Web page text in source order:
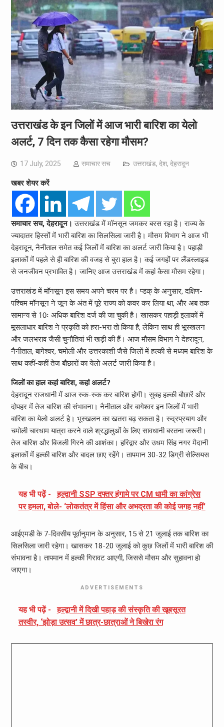
उत्तराखंड के इन जिलों में आज भारी बारिश का येलो
अलर्ट, 7 दिन तक कैसा रहेगा मौसम?
17 July, 2025 समाचार सच उत्तराखंड, देश, देहरादून
खबर शेयर करें
समाचार सच, देहरादून। उत्तराखंड में मॉनसून जमकर बरस रहा है। राज्य के
ज्यादातर हिस्सों में भारी बारिश का सिलसिला जारी है। मौसम विभाग ने आज भी
देहरादून, नैनीताल समेत कई जिलों में बारिश का अलर्ट जारी किया है। पहाड़ी
इलाकों में पहले से ही बारिश की वजह से बुरा हाल है। कई जगहों पर लैंडस्लाइड
से जनजीवन प्रभावित है। जानिए आज उत्तराखंड में कहां कैसा मौसम रहेगा।
उत्तराखंड में मॉनसून इस समय अपने चरम पर है। प्डक् के अनुसार, दक्षिण-
पश्चिम मॉनसून ने जून के अंत में पूरे राज्य को कवर कर लिया था, और अब तक
सामान्य से 10ः अधिक बारिश दर्ज की जा चुकी है। खासकर पहाड़ी इलाकों में
मूसलाधार बारिश ने प्रकृति को हरा-भरा तो किया है, लेकिन साथ ही भूस्खलन
और जलभराव जैसी चुनौतियां भी खड़ी की हैं। आज मौसम विभाग ने देहरादून,
नैनीताल, बागेश्वर, चमोली और उत्तरकाशी जैसे जिलों में हल्की से मध्यम बारिश के
साथ कहीं-कहीं तेज बौछारों का येलो अलर्ट जारी किया है।
जिलों का हाल कहां बारिश, कहां अलर्ट?
देहरादून राजधानी में आज रुक-रुक कर बारिश होगी। सुबह हल्की बौछारें और
दोपहर में तेज बारिश की संभावना। नैनीताल और बागेश्वर इन जिलों में भारी
बारिश का येलो अलर्ट है। भूस्खलन का खतरा बढ़ सकता है। रुद्रप्रयाग और
चमोली चारधाम यात्रा करने वाले श्रद्धालुओं के लिए सावधानी बरतना जरूरी।
तेज बारिश और बिजली गिरने की आशंका। हरिद्वार और उधम सिंह नगर मैदानी
इलाकों में हल्की बारिश और बादल छाए रहेंगे। तापमान 30-32 डिग्री सेल्सियस
के बीच।
यह भी पढ़ें -
हल्द्वानी SSP दफ्तर हंगामे पर CM धामी का कांग्रेस
पर हमला, बोले- ‘लोकतंत्र में हिंसा और अभद्रता की कोई जगह नहीं’
आईएमडी के 7-दिवसीय पूर्वानुमान के अनुसार, 15 से 21 जुलाई तक बारिश का
सिलसिला जारी रहेगा। खासकर 18-20 जुलाई को कुछ जिलों में भारी बारिश की
संभावना है। तापमान में हल्की गिरावट आएगी, जिससे मौसम और सुहावना हो
जाएगा।
ADVERTISEMENTS
यह भी पढ़ें -
हल्द्वानी में दिखी पहाड़ की संस्कृति की खूबसूरत
तस्वीर, ‘झोड़ा उत्सव’ में छात्र-छात्राओं ने बिखेरा रंग